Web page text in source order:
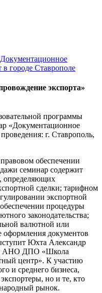
в городе Ставрополе
экспорта»
программы
«Документационное
г. Ставрополь,
обеспечении
семинар содержит
определяющих
сделки; тарифном
экспортной
процедуры
законодательства;
валютной или
оформления документов
Юхта Александр
АНО ДПО «Школа
центр». К участию
и среднего бизнеса,
но и те, кто
рынок.